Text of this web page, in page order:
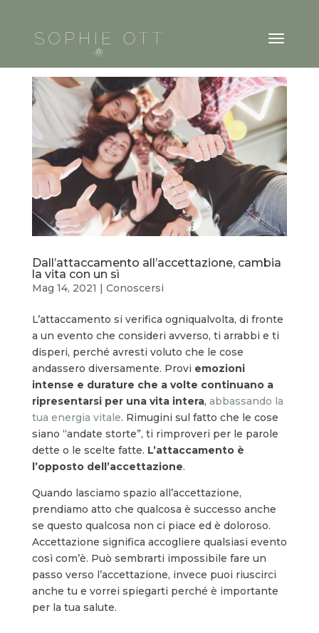
Dall’attaccamento all’accettazione, cambia
la vita con un sì
Mag 14, 2021 | Conoscersi
L’attaccamento si verifica ogniqualvolta, di fronte
a un evento che consideri avverso, ti arrabbi e ti
disperi, perché avresti voluto che le cose
andassero diversamente. Provi emozioni
intense e durature che a volte continuano a
ripresentarsi per una vita intera, abbassando la
tua energia vitale. Rimugini sul fatto che le cose
siano “andate storte”, ti rimproveri per le parole
dette o le scelte fatte. L’attaccamento è
l’opposto dell’accettazione.
Quando lasciamo spazio all’accettazione,
prendiamo atto che qualcosa è successo anche
se questo qualcosa non ci piace ed è doloroso.
Accettazione significa accogliere qualsiasi evento
così com’è. Può sembrarti impossibile fare un
passo verso l’accettazione, invece puoi riuscirci
anche tu e vorrei spiegarti perché è importante
per la tua salute.